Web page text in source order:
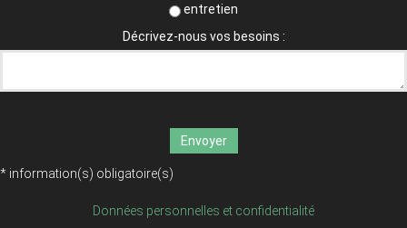
entretien
Décrivez-nous vos besoins :
Envoyer
* information(s) obligatoire(s)
Données personnelles et confidentialité